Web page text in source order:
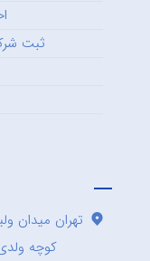
ثبت
تهران میدان
کوچه ولدی پلاک ۳۹